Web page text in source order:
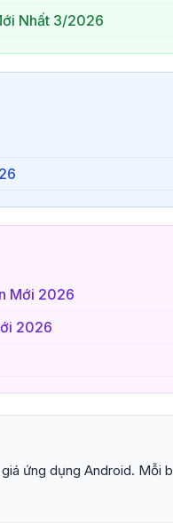
Nhất 3/2026
Mới 2026
2026
ứng dụng Android.